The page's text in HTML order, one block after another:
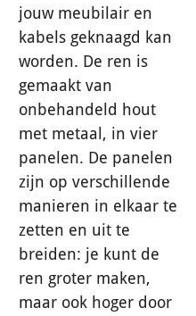
jouw meubilair en
kabels geknaagd kan
worden. De ren is
gemaakt van
onbehandeld hout
met metaal, in vier
panelen. De panelen
zijn op verschillende
manieren in elkaar te
zetten en uit te
breiden: je kunt de
ren groter maken,
maar ook hoger door